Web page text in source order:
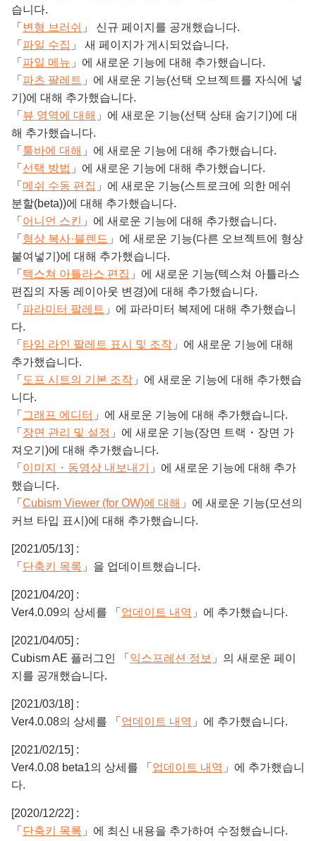
습니다.
「 변형 브러쉬 」 신규 페이지를 공개했습니다.
「 파일 수집 」 새 페이지가 게시되었습니다.
「 파일 메뉴 」에 새로운 기능에 대해 추가했습니다.
「 파츠 팔레트 」에 새로운 기능(선택 오브젝트를 자식에 넣
기)에 대해 추가했습니다.
「 뷰 영역에 대해 」에 새로운 기능(선택 상태 숨기기)에 대
해 추가했습니다.
「 툴바에 대해 」에 새로운 기능에 대해 추가했습니다.
「 선택 방법 」에 새로운 기능에 대해 추가했습니다.
「 메쉬 수동 편집 」에 새로운 기능(스트로크에 의한 메쉬
분할(beta))에 대해 추가했습니다.
「 어니언 스킨 」에 새로운 기능에 대해 추가했습니다.
「 형상 복사·블렌드 」에 새로운 기능(다른 오브젝트에 형상
붙여넣기)에 대해 추가했습니다.
「 텍스쳐 아틀라스 편집 」에 새로운 기능(텍스쳐 아틀라스
편집의 자동 레이아웃 변경)에 대해 추가했습니다.
「 파라미터 팔레트 」에 파라미터 복제에 대해 추가했습니
다.
「 타임 라인 팔레트 표시 및 조작 」에 새로운 기능에 대해
추가했습니다.
「 도프 시트의 기본 조작 」에 새로운 기능에 대해 추가했습
니다.
「 그래프 에디터 」에 새로운 기능에 대해 추가했습니다.
「 장면 관리 및 설정 」에 새로운 기능(장면 트랙・장면 가
져오기)에 대해 추가했습니다.
「 이미지・동영상 내보내기
」에 새로운 기능에 대해 추가
했습니다.
「 Cubism Viewer (for OW)에 대해 」에 새로운 기능(모션의
커브 타입 표시)에 대해 추가했습니다.
[2021/05/13] :
「 단축키 목록 」을 업데이트했습니다.
[2021/04/20] :
Ver4.0.09의 상세를 「 업데이트 내역 」에 추가했습니다.
[2021/04/05] :
Cubism AE 플러그인 「 익스프레션 정보 」의 새로운 페이
지를 공개했습니다.
[2021/03/18] :
Ver4.0.08의 상세를 「 업데이트 내역 」에 추가했습니다.
[2021/02/15] :
Ver4.0.08 beta1의 상세를 「 업데이트 내역 」에 추가했습니
다.
[2020/12/22] :
「 단축키 목록 」에 최신 내용을 추가하여 수정했습니다.